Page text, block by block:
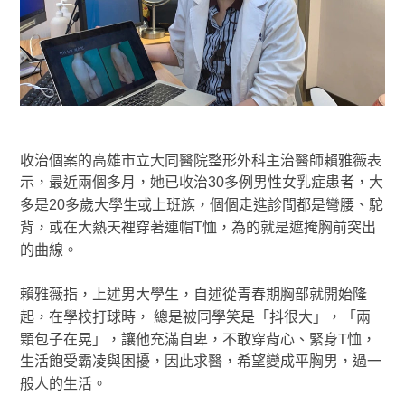
收治個案的高雄市立大同醫院整形外科主治醫師賴雅薇表
示，最近兩個多月，她已收治30多例男性女乳症患者，大
多是20多歲大學生或上班族，個個走進診間都是彎腰、駝
背，或在大熱天裡穿著連帽T恤，為的就是遮掩胸前突出
的曲線。
賴雅薇指，上述男大學生，自述從青春期胸部就開始隆
起，在學校打球時， 總是被同學笑是「抖很大」，「兩
顆包子在晃」，讓他充滿自卑，不敢穿背心、緊身T恤，
生活飽受霸凌與困擾，因此求醫，希望變成平胸男，過一
般人的生活。